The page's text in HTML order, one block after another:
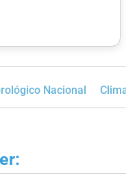
Nacional Clima